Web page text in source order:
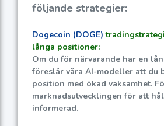
följande strategier:
Dogecoin (DOGE)
långa positioner:
Om du för närvarande har en
föreslår våra AI-modeller att du
position med ökad vaksamhet.
marknadsutvecklingen för att
informerad.